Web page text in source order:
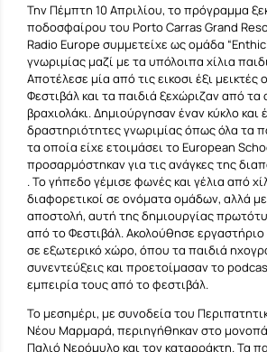
Την Πέμπτη 10 Απριλίου, το πρόγραμμα
ποδοσφαίρου του Porto Carras Grand
Radio Europe συμμετείχε ως ομάδα
γνωριμίας μαζί με τα υπόλοιπα χίλια
Αποτέλεσε μία από τις εικοσι έξι μεικτές
Φεστιβάλ και τα παιδιά ξεχώριζαν από τα
βραχιολάκι. Δημιούργησαν έναν κύκλο και
δραστηριότητες γνωριμίας όπως όλα τα
τα οποία είχε ετοιμάσει το European
προσαρμόστηκαν για τις ανάγκες της
. Το γήπεδο γέμισε φωνές και γέλια από
διαφορετικοί σε ονόματα ομάδων, αλλά με
αποστολή, αυτή της δημιουργίας
από το Φεστιβάλ. Ακολούθησε
σε εξωτερικό χώρο, όπου τα παιδιά
συνεντεύξεις και προετοίμασαν το
εμπειρία τους από το φεστιβάλ.
Το μεσημέρι, με συνοδεία του
Νέου Μαρμαρά, περιηγήθηκαν στο
Παλιό Νερόμυλο και τον καταρράκτη. Τα